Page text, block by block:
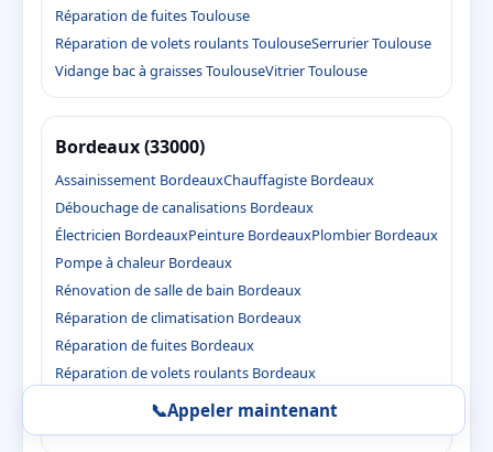
Réparation de fuites Toulouse
Réparation de volets roulants ToulouseSerrurier Toulouse
Vidange bac à graisses ToulouseVitrier Toulouse
Bordeaux (33000)
Assainissement BordeauxChauffagiste Bordeaux
Débouchage de canalisations Bordeaux
Électricien BordeauxPeinture BordeauxPlombier Bordeaux
Pompe à chaleur Bordeaux
Rénovation de salle de bain Bordeaux
Réparation de climatisation Bordeaux
Réparation de fuites Bordeaux
Réparation de volets roulants Bordeaux
Serrurier Bordeaux
Vidange bac à graisses Bordeaux
📞Appeler maintenant